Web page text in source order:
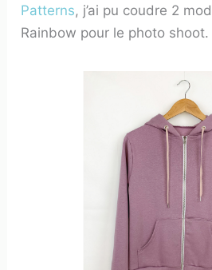
Patterns, j’ai pu coudre 2
Rainbow pour le photo shoot.